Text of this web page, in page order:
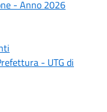
- Anno 2026
- UTG di